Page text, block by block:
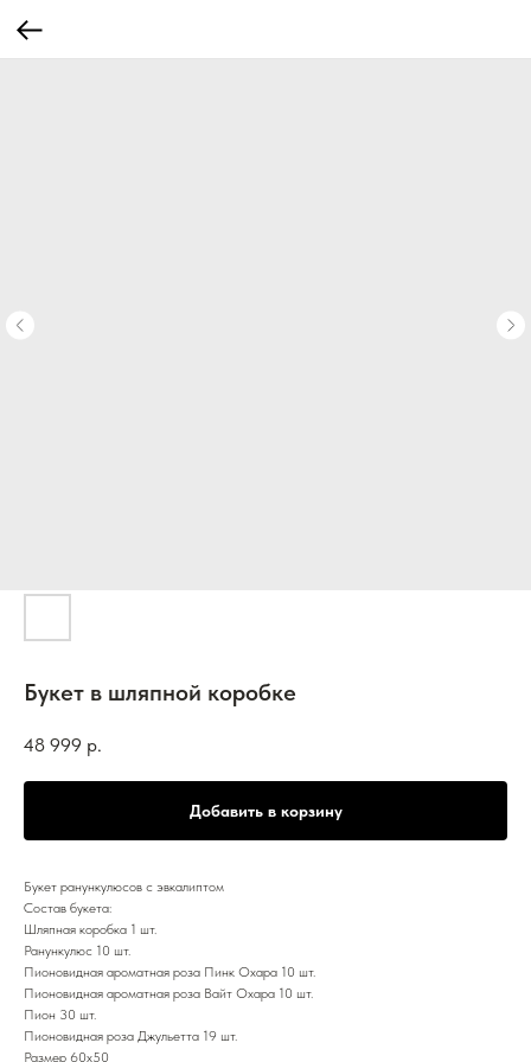
Букет в шляпной коробке
48 999 р.
Добавить в корзину
Букет ранункулюсов с эвкалиптом
Состав букета:
Шляпная коробка 1 шт.
Ранункулюс 10 шт.
Пионовидная ароматная роза Пинк Охара 10 шт.
Пионовидная ароматная роза Вайт Охара 10 шт.
Пион 30 шт.
Пионовидная роза Джульетта 19 шт.
Размер 60х50